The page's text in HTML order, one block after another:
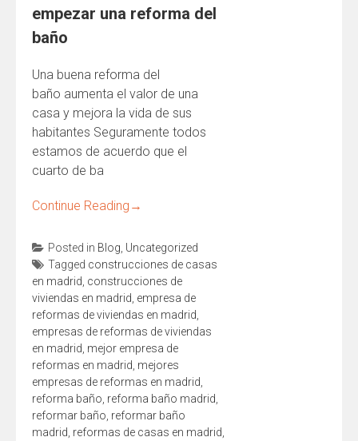
empezar una reforma del
baño
Una buena reforma del
baño aumenta el valor de una
casa y mejora la vida de sus
habitantes Seguramente todos
estamos de acuerdo que el
cuarto de ba
Continue Reading →
Posted in Blog Uncategorized
Tagged construcciones de casas
en madrid construcciones de
viviendas en madrid empresa de
reformas de viviendas en madrid
empresas de reformas de viviendas
en madrid mejor empresa de
reformas en madrid mejores
empresas de reformas en madrid
reforma baño reforma baño madrid
reformar baño reformar baño
madrid reformas de casas en madrid